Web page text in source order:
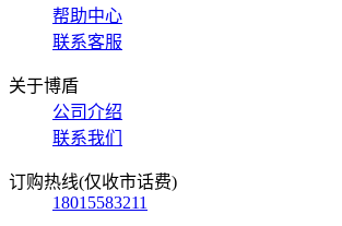
帮助中心
联系客服
关于博盾
公司介绍
联系我们
订购热线(仅收市话费)
18015583211